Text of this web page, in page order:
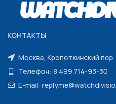
КОНТАКТЫ
Москва, Кропоткинский
Телефон: 8 499 714-93-30
E-mail: